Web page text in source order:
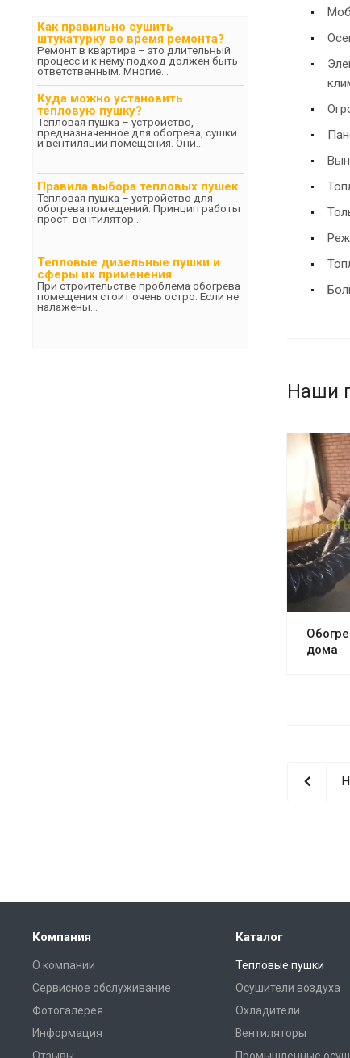
Наши
дома
Как правильно сушить
штукатурку во время ремонта?
Ремонт в квартире – это длительный
процесс и к нему подход должен быть
ответственным. Многие...
Куда можно установить
тепловую пушку?
Тепловая пушка – устройство,
предназначенное для обогрева, сушки
и вентиляции помещения. Они...
Правила выбора тепловых пушек
Тепловая пушка – устройство для
обогрева помещений. Принцип работы
прост: вентилятор...
Тепловые дизельные пушки и
сферы их применения
При строительстве проблема обогрева
помещения стоит очень остро. Если не
налажены...
Компания
О компании
Сервисное обслуживание
Фотогалерея
Информация
Каталог
Тепловые пушки
Осушители воздуха
Охладители
Вентиляторы